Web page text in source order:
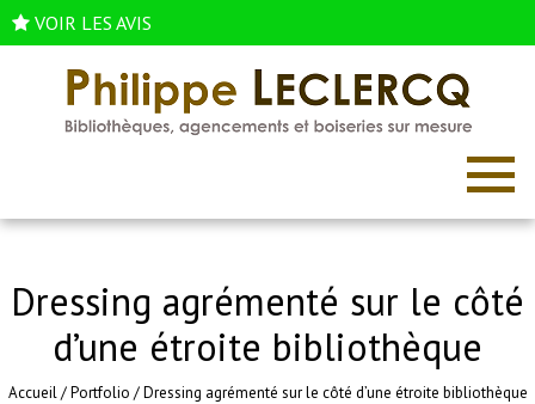
VOIR LES AVIS
Dressing agrémenté sur le côté
d’une étroite bibliothèque
Accueil/Portfolio /Dressing agrémenté sur le côté d’une étroite bibliothèque